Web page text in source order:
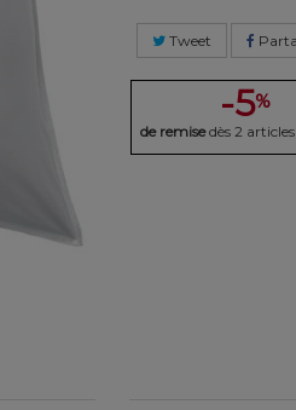
Tweet
-5%
de remise dès 2